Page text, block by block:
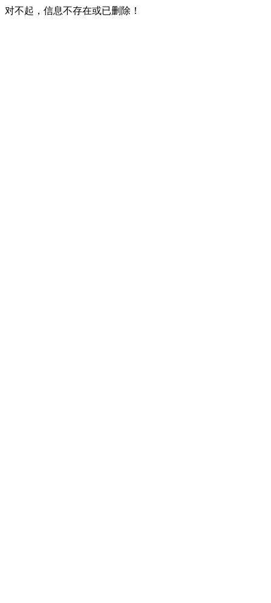
对不起，信息不存在或已删除！